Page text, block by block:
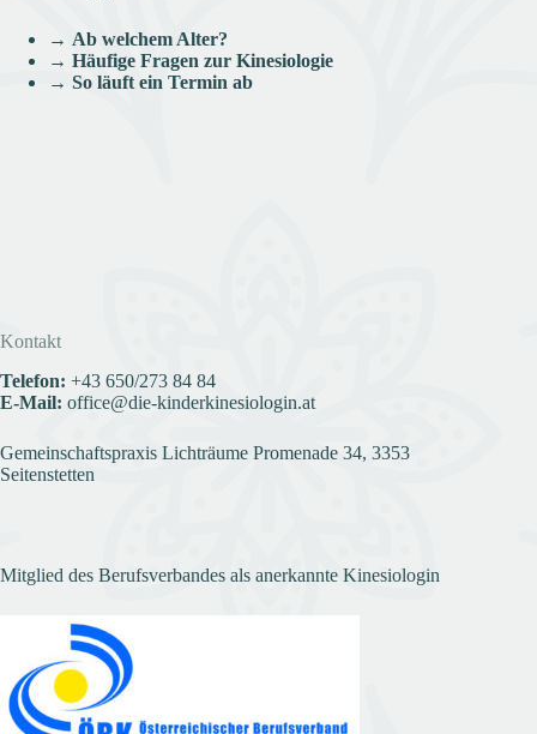
→ Ab welchem Alter?
→ Häufige Fragen zur Kinesiologie
→ So läuft ein Termin ab
Kontakt
Telefon: +43 650/273 84 84
E-Mail: office@die-kinderkinesiologin.at
Gemeinschaftspraxis Lichträume Promenade 34, 3353
Seitenstetten
Mitglied des Berufsverbandes als anerkannte Kinesiologin